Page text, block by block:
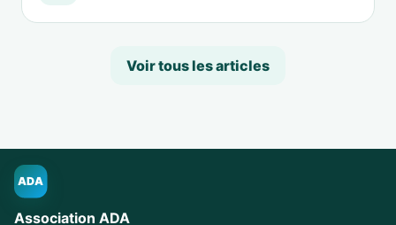
Voir tous les articles
ADA
Association ADA